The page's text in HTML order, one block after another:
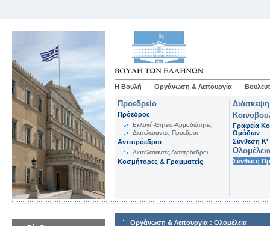
Η Βουλή Οργάνωση & Λειτουργία
Προεδρείο
Πρόεδρος
Εκλογή-Θητεία-Αρμοδιότητες
Διατελέσαντες Πρόεδροι
Αντιπρόεδροι
Διατελέσαντες Αντιπρόεδροι
Κοσμήτορες & Γραμματείς
Γραφεία
Ομάδων
Σύνθεση K'
Σύνθεση
Οργάνωση & Λειτουργία : Ολομέλεια